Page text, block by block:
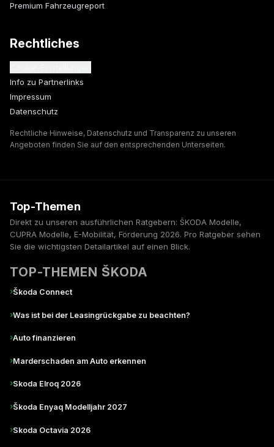
Premium Fahrzeugreport
Rechtliches
Info zu Partnerlinks
Impressum
Datenschutz
Rechtliche Hinweise, Datenschutz und Transparenz zu unseren
Angeboten finden Sie auf den entsprechenden Unterseiten.
Top-Themen
Direkt zu unseren ausführlichen Ratgebern: ŠKODA Modelle,
CUPRA Modelle, E-Mobilität, Förderung 2026. Pro Ratgeber sehen
Sie die wichtigsten Detailartikel auf einen Blick.
TOP-THEMEN ŠKODA
›Škoda Connect
›Was ist bei der Leasingrückgabe zu beachten?
›Auto finanzieren
›Marderschaden am Auto erkennen
›Skoda Elroq 2026
›Škoda Enyaq Modelljahr 2027
›Skoda Octavia 2026